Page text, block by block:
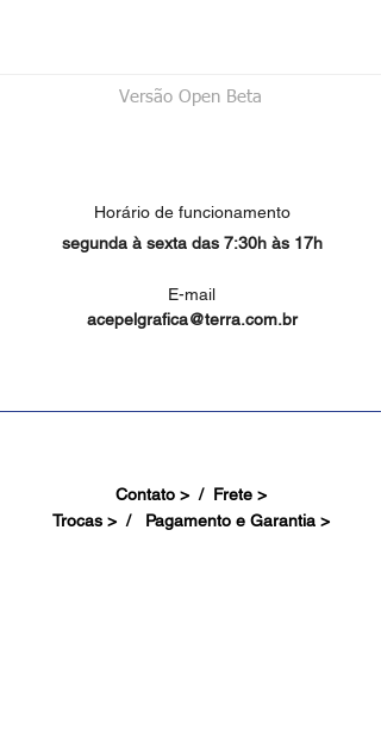
Versão Open Beta
Horário de funcionamento
segunda à sexta das 7:30h às 17h
E-mail
acepelgrafica@terra.com.br
Contato > / Frete >
Trocas > / Pagamento e Garantia >